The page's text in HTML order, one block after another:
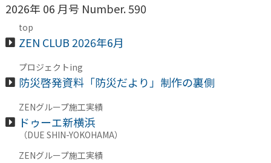
2026年 06 月号 Number. 590
top
ZEN CLUB 2026年6月
プロジェクトing
防災啓発資料「防災だより」制作の裏側
ZENグループ施工実績
ドゥーエ新横浜
（DUE SHIN-YOKOHAMA）
ZENグループ施工実績